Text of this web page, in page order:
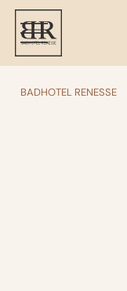
BADHOTEL RENESSE